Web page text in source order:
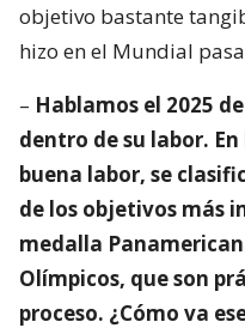
objetivo bastante
hizo en el Mundial
– Hablamos el 2025
dentro de su labor.
buena labor, se
de los objetivos más
medalla
Olímpicos, que son
proceso. ¿Cómo va